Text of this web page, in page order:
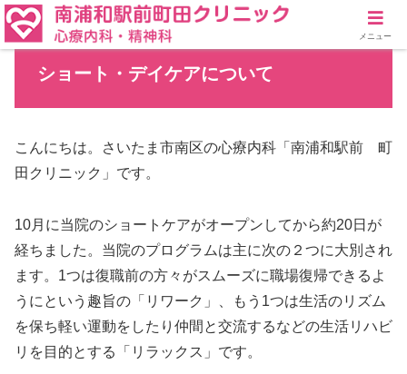
ショート・デイケアについて
こんにちは。さいたま市南区の心療内科「南浦和駅前 町
田クリニック」です。
10月に当院のショートケアがオープンしてから約20日が
経ちました。当院のプログラムは主に次の２つに大別され
ます。1つは復職前の方々がスムーズに職場復帰できるよ
うにという趣旨の「リワーク」、もう1つは生活のリズム
を保ち軽い運動をしたり仲間と交流するなどの生活リハビ
リを目的とする「リラックス」です。
メニュー